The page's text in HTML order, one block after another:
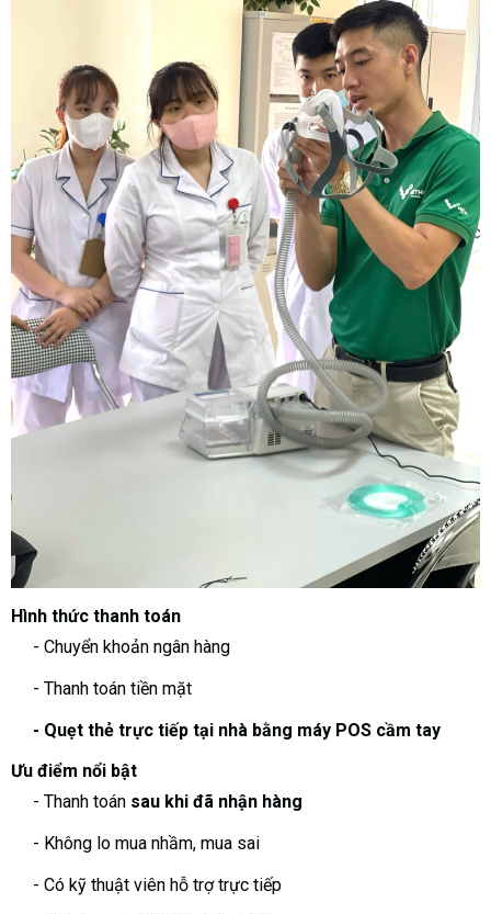
Hình thức thanh toán
- Chuyển khoản ngân hàng
- Thanh toán tiền mặt
- Quẹt thẻ trực tiếp tại nhà bằng máy POS cầm tay
Ưu điểm nổi bật
- Thanh toán sau khi đã nhận hàng
- Không lo mua nhầm, mua sai
- Có kỹ thuật viên hỗ trợ trực tiếp